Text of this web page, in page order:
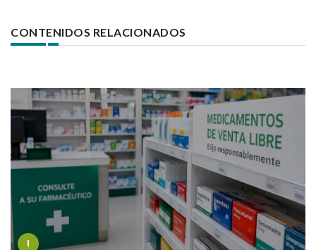
CONTENIDOS RELACIONADOS
I